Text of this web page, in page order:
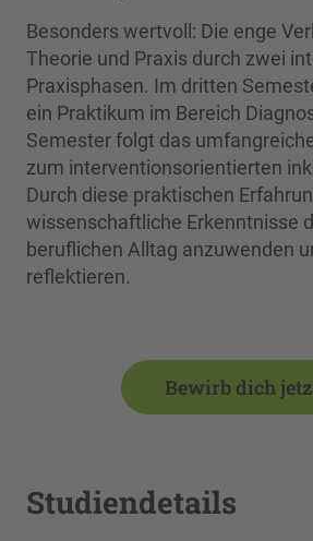
Besonders wertvoll: Die enge
Theorie und Praxis durch zwei
Praxisphasen. Im dritten
ein Praktikum im Bereich
Semester folgt das
zum interventionsorientierten
Durch diese praktischen
wissenschaftliche Erkenntnisse
beruflichen Alltag anzuwenden
reflektieren.
Bewirb dich
Studiendetails